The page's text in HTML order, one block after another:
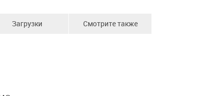
Загрузки Смотрите также